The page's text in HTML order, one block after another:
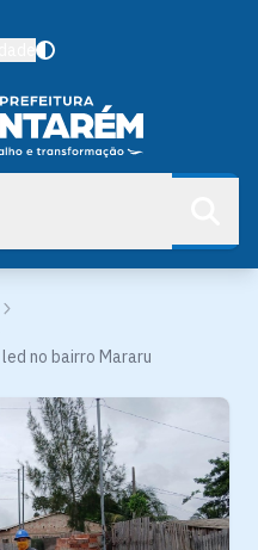
no bairro Mararu